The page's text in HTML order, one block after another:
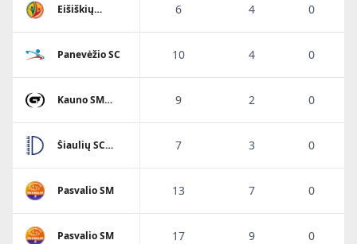
Eišiškių
SM
6 4 0
Panevėžio SC 10 4 0
Kauno SM
9 2 0
Šiaulių SC
7 3 0
Pasvalio SM 13 7 0
Pasvalio SM 17 9 0